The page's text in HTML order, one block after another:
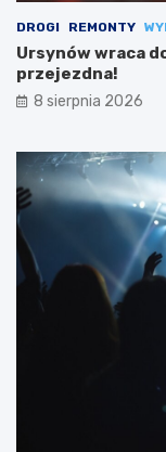
DROGI REMONTY
Ursynów wraca
przejezdna!
8 sierpnia 2026